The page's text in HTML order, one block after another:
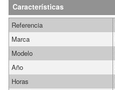
Características
Referencia
Marca
Modelo
Año
Horas